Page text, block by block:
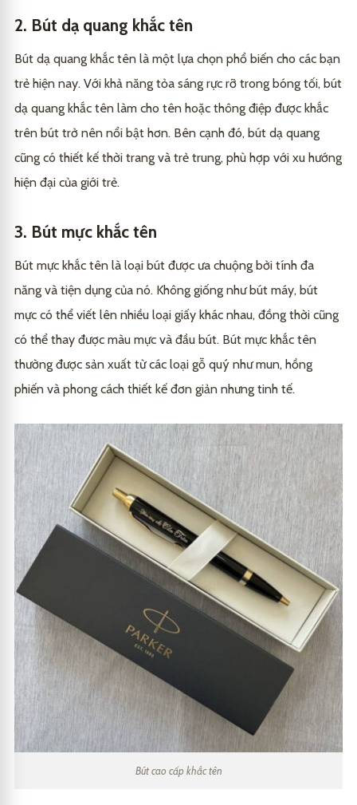
4.6 Làm thế nào để chọn được loại bút cao cấp khắc tên
2. Bút dạ quang khắc tên
Bút dạ quang khắc tên là một lựa chọn phổ biến cho các bạn
trẻ hiện nay. Với khả năng tỏa sáng rực rỡ trong bóng tối, bút
dạ quang khắc tên làm cho tên hoặc thông điệp được khắc
trên bút trở nên nổi bật hơn. Bên cạnh đó, bút dạ quang
cũng có thiết kế thời trang và trẻ trung, phù hợp với xu hướng
hiện đại của giới trẻ.
3. Bút mực khắc tên
Bút mực khắc tên là loại bút được ưa chuộng bởi tính đa
năng và tiện dụng của nó. Không giống như bút máy, bút
mực có thể viết lên nhiều loại giấy khác nhau, đồng thời cũng
có thể thay được màu mực và đầu bút. Bút mực khắc tên
thường được sản xuất từ các loại gỗ quý như mun, hồng
phiến và phong cách thiết kế đơn giản nhưng tinh tế.
Bút cao cấp khắc tên